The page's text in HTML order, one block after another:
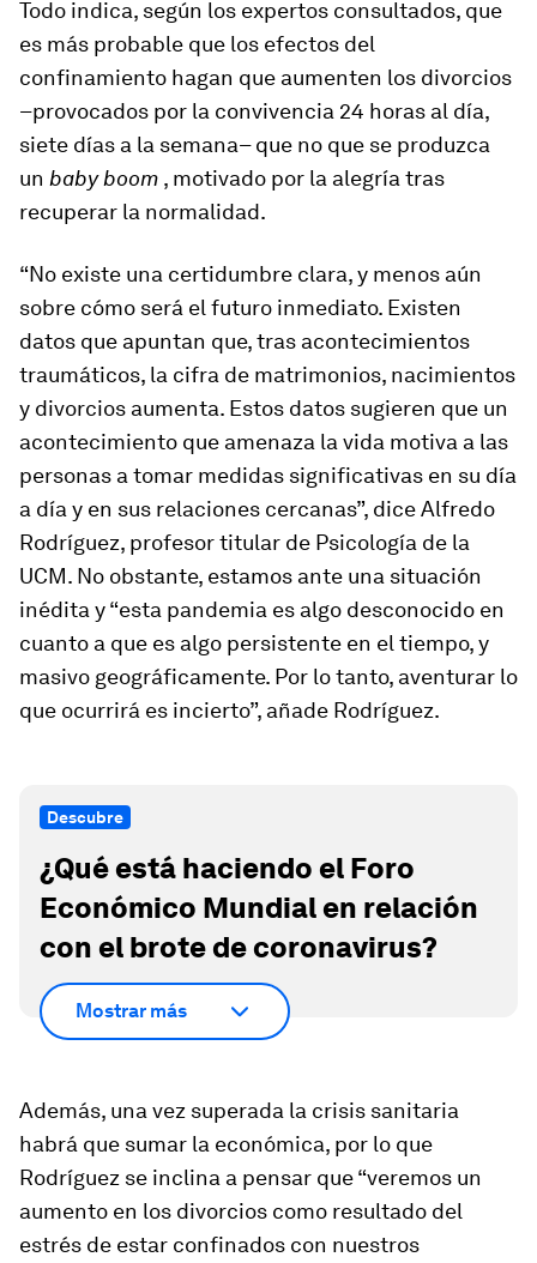
Todo indica, según los expertos consultados, que
es más probable que los efectos del
confinamiento hagan que aumenten los divorcios
–provocados por la convivencia 24 horas al día,
siete días a la semana– que no que se produzca
un baby boom , motivado por la alegría tras
recuperar la normalidad.
“No existe una certidumbre clara, y menos aún
sobre cómo será el futuro inmediato. Existen
datos que apuntan que, tras acontecimientos
traumáticos, la cifra de matrimonios, nacimientos
y divorcios aumenta. Estos datos sugieren que un
acontecimiento que amenaza la vida motiva a las
personas a tomar medidas significativas en su día
a día y en sus relaciones cercanas”, dice Alfredo
Rodríguez, profesor titular de Psicología de la
UCM. No obstante, estamos ante una situación
inédita y “esta pandemia es algo desconocido en
cuanto a que es algo persistente en el tiempo, y
masivo geográficamente. Por lo tanto, aventurar lo
que ocurrirá es incierto”, añade Rodríguez.
Descubre
¿Qué está haciendo el Foro
Económico Mundial en relación
con el brote de coronavirus?
Mostrar más
Además, una vez superada la crisis sanitaria
habrá que sumar la económica, por lo que
Rodríguez se inclina a pensar que “veremos un
aumento en los divorcios como resultado del
estrés de estar confinados con nuestros